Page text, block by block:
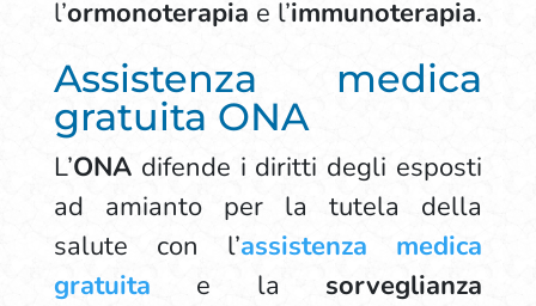
l’ormonoterapia e l’immunoterapia.
Assistenza medica
gratuita ONA
L’ONAdifende i diritti degli esposti
ad amianto per la tutela della
salute con l’assistenza medica
gratuita e la sorveglianza